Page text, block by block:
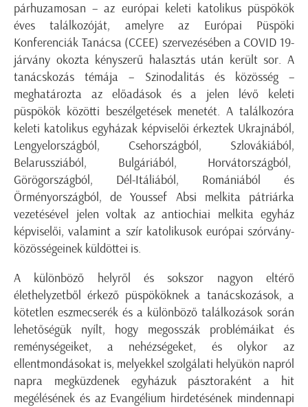
párhuzamosan – az európai keleti katolikus püspökök
éves találkozóját, amelyre az Európai Püspöki
Konferenciák Tanácsa (CCEE) szervezésében a COVID 19-
járvány okozta kényszerű halasztás után került sor. A
tanácskozás témája – Szinodalitás és közösség –
meghatározta az előadások és a jelen lévő keleti
püspökök közötti beszélgetések menetét. A találkozóra
keleti katolikus egyházak képviselői érkeztek Ukrajnából,
Lengyelországból, Csehországból, Szlovákiából,
Belarussziából, Bulgáriából, Horvátországból,
Görögországból, Dél-Itáliából, Romániából és
Örményországból, de Youssef Absi melkita pátriárka
vezetésével jelen voltak az antiochiai melkita egyház
képviselői, valamint a szír katolikusok európai szórvány-
közösségeinek küldöttei is.
A különböző helyről és sokszor nagyon eltérő
élethelyzetből érkező püspököknek a tanácskozások, a
kötetlen eszmecserék és a különböző találkozások során
lehetőségük nyílt, hogy megosszák problémáikat és
reménységeiket, a nehézségeket, és olykor az
ellentmondásokat is, melyekkel szolgálati helyükön napról
napra megküzdenek egyházuk pásztoraként a hit
megélésének és az Evangélium hirdetésének mindennapi